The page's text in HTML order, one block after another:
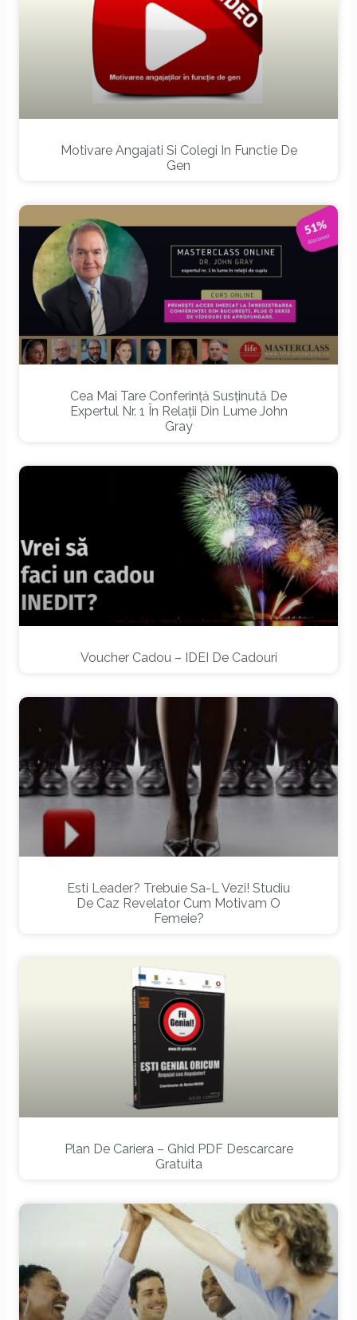
Motivare Angajati Si Colegi In Functie De
Gen
Cea Mai Tare Conferință Susținută De
Expertul Nr. 1 În Relații Din Lume John
Gray
Voucher Cadou – IDEI De Cadouri
Esti Leader? Trebuie Sa-L Vezi! Studiu
De Caz Revelator Cum Motivam O
Femeie?
Plan De Cariera – Ghid PDF Descarcare
Gratuita